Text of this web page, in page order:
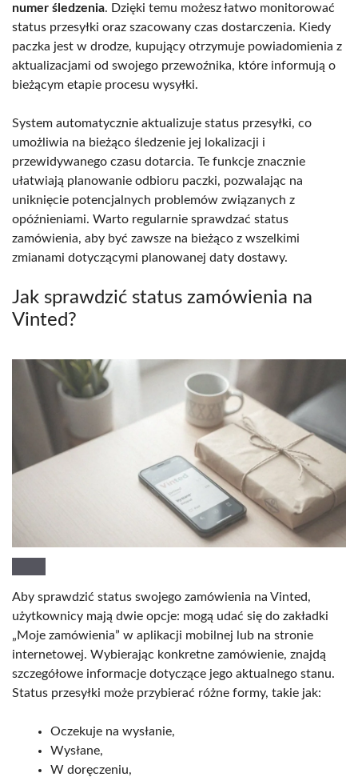
numer śledzenia. Dzięki temu możesz łatwo monitorować
status przesyłki oraz szacowany czas dostarczenia. Kiedy
paczka jest w drodze, kupujący otrzymuje powiadomienia z
aktualizacjami od swojego przewoźnika, które informują o
bieżącym etapie procesu wysyłki.
System automatycznie aktualizuje status przesyłki, co
umożliwia na bieżąco śledzenie jej lokalizacji i
przewidywanego czasu dotarcia. Te funkcje znacznie
ułatwiają planowanie odbioru paczki, pozwalając na
uniknięcie potencjalnych problemów związanych z
opóźnieniami. Warto regularnie sprawdzać status
zamówienia, aby być zawsze na bieżąco z wszelkimi
zmianami dotyczącymi planowanej daty dostawy.
Jak sprawdzić status zamówienia na
Vinted?
Aby sprawdzić status swojego zamówienia na Vinted,
użytkownicy mają dwie opcje: mogą udać się do zakładki
„Moje zamówienia” w aplikacji mobilnej lub na stronie
internetowej. Wybierając konkretne zamówienie, znajdą
szczegółowe informacje dotyczące jego aktualnego stanu.
Status przesyłki może przybierać różne formy, takie jak:
Oczekuje na wysłanie,
Wysłane,
W doręczeniu,